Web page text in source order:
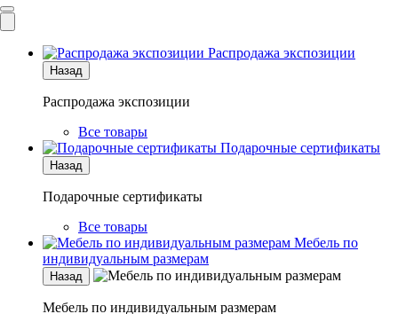
Распродажа экспозиции
Назад
Распродажа экспозиции
Все товары
Подарочные сертификаты
Назад
Подарочные сертификаты
Все товары
Мебель по
индивидуальным размерам
Назад
Мебель по индивидуальным размерам